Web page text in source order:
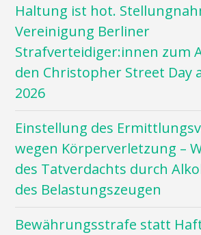
Haltung ist hot.
Vereinigung Berliner
Strafverteidiger:innen zum
den Christopher Street Day
2026
Einstellung des
wegen Körperverletzung –
des Tatverdachts durch
des Belastungszeugen
Bewährungsstrafe statt